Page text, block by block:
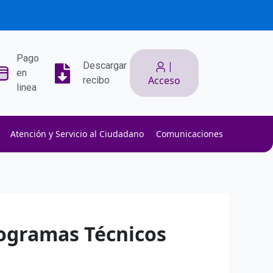
Pago
en
linea
Descargar
recibo
|
Acceso
Atención y Servicio al Ciudadano Comunicaciones
Técnicos